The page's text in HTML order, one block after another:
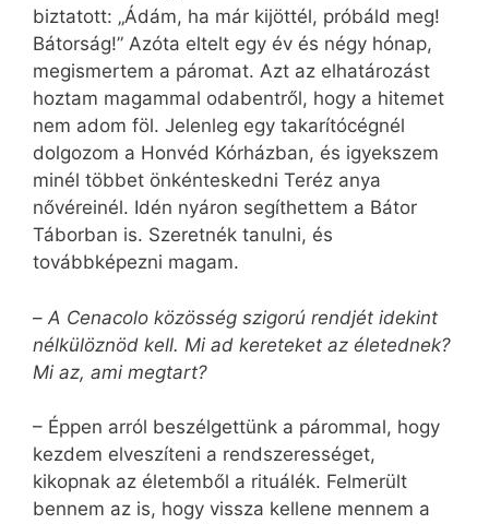
biztatott: „Ádám, ha már kijöttél, próbáld meg!
Bátorság!” Azóta eltelt egy év és négy hónap,
megismertem a páromat. Azt az elhatározást
hoztam magammal odabentről, hogy a hitemet
nem adom föl. Jelenleg egy takarítócégnél
dolgozom a Honvéd Kórházban, és igyekszem
minél többet önkénteskedni Teréz anya
nővéreinél. Idén nyáron segíthettem a Bátor
Táborban is. Szeretnék tanulni, és
továbbképezni magam.
– A Cenacolo közösség szigorú rendjét idekint
nélkülöznöd kell. Mi ad kereteket az életednek?
Mi az, ami megtart?
– Éppen arról beszélgettünk a párommal, hogy
kezdem elveszíteni a rendszerességet,
kikopnak az életemből a rituálék. Felmerült
bennem az is, hogy vissza kellene mennem a